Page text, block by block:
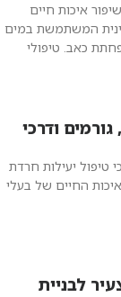
איכות חיים
המשתמשת במים
כאב. טיפולי
ודרכי
טיפול יעילות חרדת
החיים של בעלי
לבניית